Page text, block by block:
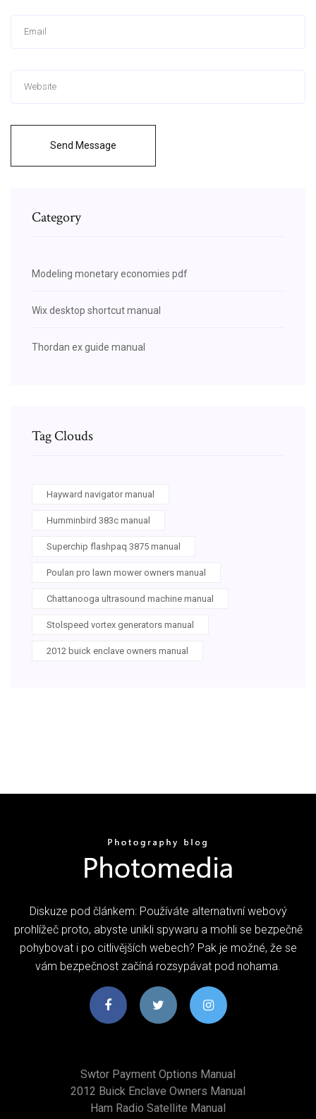
Send Message
Category
Modeling monetary economies pdf
Wix desktop shortcut manual
Thordan ex guide manual
Tag Clouds
Hayward navigator manual
Humminbird 383c manual
Superchip flashpaq 3875 manual
Poulan pro lawn mower owners manual
Chattanooga ultrasound machine manual
Stolspeed vortex generators manual
2012 buick enclave owners manual
Diskuze pod článkem: Používáte alternativní webový
prohlížeč proto, abyste unikli spywaru a mohli se bezpečně
pohybovat i po citlivějších webech? Pak je možné, že se
vám bezpečnost začíná rozsypávat pod nohama.
Swtor Payment Options Manual
2012 Buick Enclave Owners Manual
Ham Radio Satellite Manual